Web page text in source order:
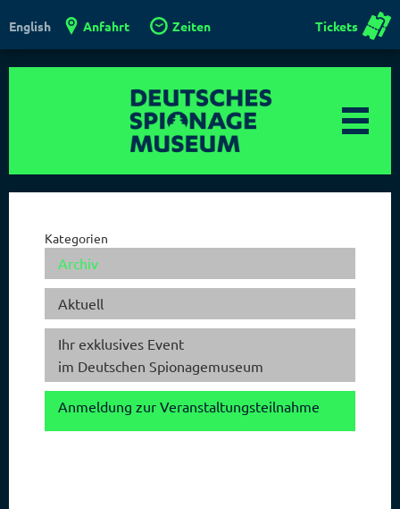
English Anfahrt Zeiten Tickets
Kategorien
Archiv
Aktuell
Ihr exklusives Event
im Deutschen Spionagemuseum
Anmeldung zur Veranstaltungsteilnahme